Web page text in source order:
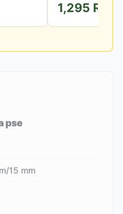
Ima H oblik, 2...
1,295 RSD
pse
15 mm